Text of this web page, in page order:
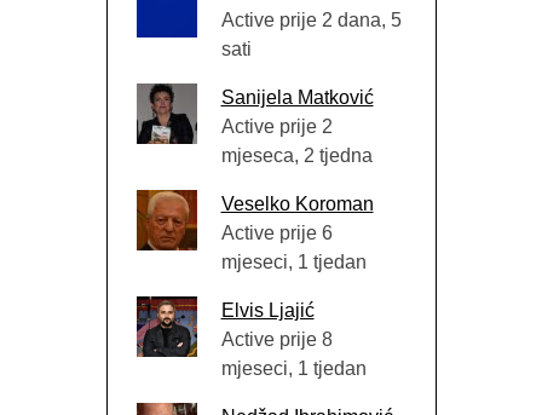
Active prije 2 dana, 5
sati
Sanijela Matković
Active prije 2
mjeseca, 2 tjedna
Veselko Koroman
Active prije 6
mjeseci, 1 tjedan
Elvis Ljajić
Active prije 8
mjeseci, 1 tjedan